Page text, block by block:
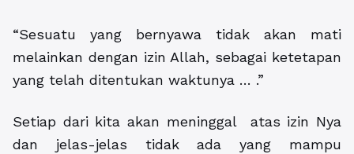
“Sesuatu yang bernyawa tidak akan mati
melainkan dengan izin Allah, sebagai ketetapan
yang telah ditentukan waktunya … .”
Setiap dari kita akan meninggal atas izin Nya
dan jelas-jelas tidak ada yang mampu